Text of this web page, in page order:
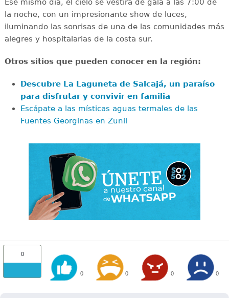
Ese mismo día, el cielo se vestirá de gala a las 7:00 de
la noche, con un impresionante show de luces,
iluminando las sonrisas de una de las comunidades más
alegres y hospitalarias de la costa sur.
Otros sitios que pueden conocer en la región:
Descubre La Laguneta de Salcajá, un paraíso
para disfrutar y convivir en familia
Escápate a las místicas aguas termales de las
Fuentes Georginas en Zunil
0
0 0 0 0